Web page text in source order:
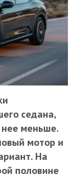
седана,
меньше.
мотор и
На
половине